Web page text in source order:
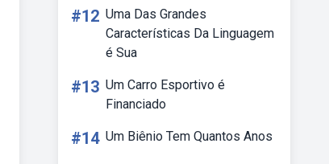
#12 Uma Das Grandes
Características Da Linguagem
é Sua
#13 Um Carro Esportivo é
Financiado
#14 Um Biênio Tem Quantos Anos